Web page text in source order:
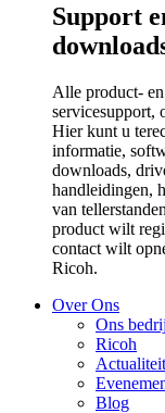
Support
Alle product- en
servicesupport,
Hier kunt u
informatie,
downloads,
handleidingen,
van
product wilt
contact wilt
Ricoh.
Over Ons
Ons
Ricoh
Actualiteit
Blog